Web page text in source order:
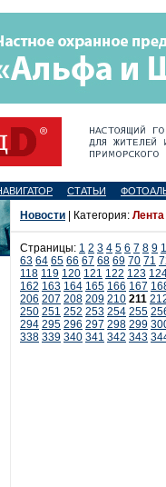
СТАТЬИ
Новости | Категория:
Страницы: 1 2 3 4 5 6 7 8 9
63 64 65 66 67 68 69 70 71
118 119 120 121 122 123
162 163 164 165 166 167
206 207 208 209 210 211
250 251 252 253 254 255
294 295 296 297 298 299
338 339 340 341 342 343